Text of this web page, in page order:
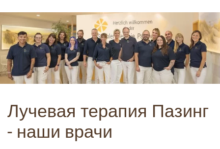
Лучевая терапия Пазинг
- наши врачи